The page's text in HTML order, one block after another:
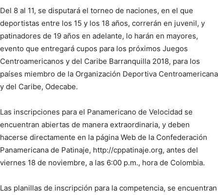
Del 8 al 11, se disputará el torneo de naciones, en el que
deportistas entre los 15 y los 18 años, correrán en juvenil, y
patinadores de 19 años en adelante, lo harán en mayores,
evento que entregará cupos para los próximos Juegos
Centroamericanos y del Caribe Barranquilla 2018, para los
países miembro de la Organización Deportiva Centroamericana
y del Caribe, Odecabe.
Las inscripciones para el Panamericano de Velocidad se
encuentran abiertas de manera extraordinaria, y deben
hacerse directamente en la página Web de la Confederación
Panamericana de Patinaje, http://cppatinaje.org, antes del
viernes 18 de noviembre, a las 6:00 p.m., hora de Colombia.
Las planillas de inscripción para la competencia, se encuentran